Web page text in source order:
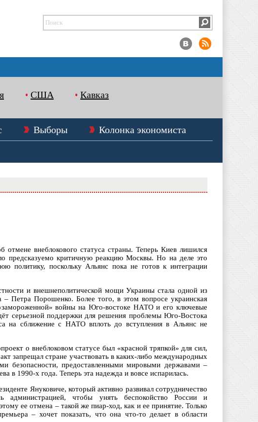
США Кавказ
Выборы
Колонка экономиста
отмене внеблокового статуса страны. Теперь Киев лишился
предсказуемо критичную реакцию Москвы. Но на деле это
политику, поскольку Альянс пока не готов к интеграции
и внешнеполитической мощи Украины стала одной из
Петра Порошенко. Более того, в этом вопросе украинская
войны на Юго-востоке НАТО и его ключевые
серьезной поддержки для решения проблемы Юго-Востока
на сближение с НАТО вплоть до вступления в Альянс не
о внеблоковом статусе был «красной тряпкой» для сил,
запрещал стране участвовать в каких-либо международных
безопасности, предоставленными мировыми державами –
1990-х года. Теперь эта надежда и вовсе испарилась.
Януковиче, который активно развивал сотрудничество
чтобы унять беспокойство России и
ее отмена – такой же пиар-ход, как и ее принятие. Только
– хочет показать, что она что-то делает в области